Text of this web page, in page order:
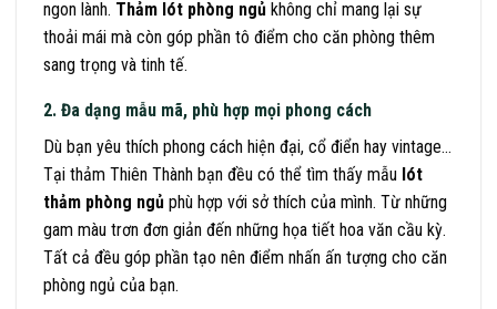
ngon lành. Thảm lót phòng ngủ không chỉ mang lại sự
thoải mái mà còn góp phần tô điểm cho căn phòng thêm
sang trọng và tinh tế.
2. Đa dạng mẫu mã, phù hợp mọi phong cách
Dù bạn yêu thích phong cách hiện đại, cổ điển hay vintage…
Tại thảm Thiên Thành bạn đều có thể tìm thấy mẫu lót
thảm phòng ngủ phù hợp với sở thích của mình. Từ những
gam màu trơn đơn giản đến những họa tiết hoa văn cầu kỳ.
Tất cả đều góp phần tạo nên điểm nhấn ấn tượng cho căn
phòng ngủ của bạn.